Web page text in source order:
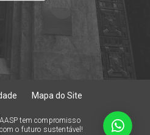
Mapa do Site
AASP tem compromisso
com o futuro sustentável!